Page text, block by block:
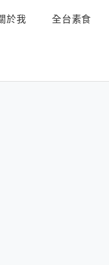
於我 全台素食